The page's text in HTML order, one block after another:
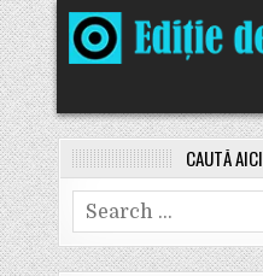
Skip
to
content
CAUTĂ AICI
Search
for: